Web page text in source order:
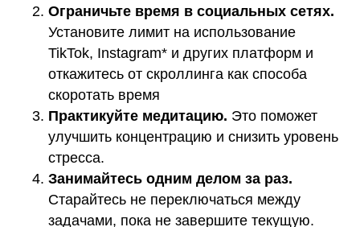
Ограничьте время в социальных сетях.
Установите лимит на использование
TikTok, Instagram* и других платформ и
откажитесь от скроллинга как способа
скоротать время
Практикуйте медитацию. Это поможет
улучшить концентрацию и снизить уровень
стресса.
Занимайтесь одним делом за раз.
Старайтесь не переключаться между
задачами, пока не завершите текущую.
ограниченной ответственностью «Метод развития»,
ОГРН: 1217800158212, ИНН 7806591908. Юридический
21, стр. 1 +78006003198. Использование сайта означает
согласие сПользовательским соглашением иПолитикой
Юридические документы партнеров Наверх ↑
обеспечении
Сведения об образовательной
организации